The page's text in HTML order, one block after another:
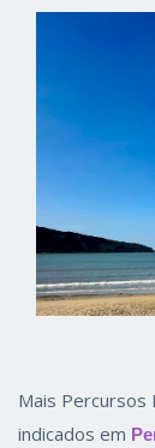
Mais
indicados em